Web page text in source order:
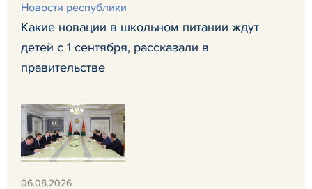
Новости республики
Какие новации в школьном питании ждут
детей с 1 сентября, рассказали в
правительстве
06.08.2026